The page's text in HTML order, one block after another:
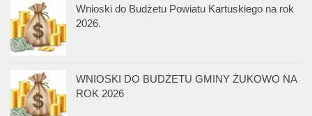
Wnioski do Budżetu Powiatu Kartuskiego na rok
2026.
WNIOSKI DO BUDŻETU GMINY ŻUKOWO NA
ROK 2026